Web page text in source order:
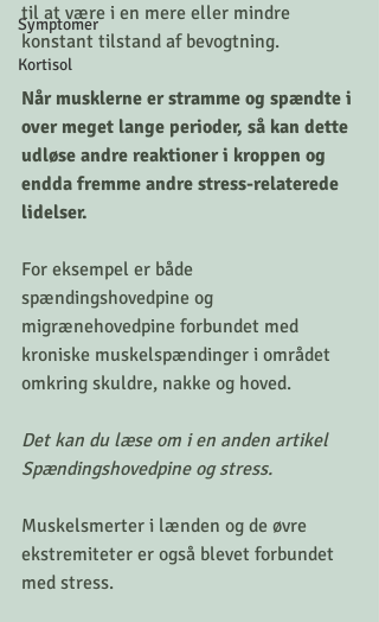
Symptomer
Kortisol
til at være i en mere eller mindre
konstant tilstand af bevogtning.
Når musklerne er stramme og spændte i
over meget lange perioder, så kan dette
udløse andre reaktioner i kroppen og
endda fremme andre stress-relaterede
lidelser.
For eksempel er både
spændingshovedpine og
migrænehovedpine forbundet med
kroniske muskelspændinger i området
omkring skuldre, nakke og hoved.
Det kan du læse om i en anden artikel
Spændingshovedpine og stress.
Muskelsmerter i lænden og de øvre
ekstremiteter er også blevet forbundet
med stress.